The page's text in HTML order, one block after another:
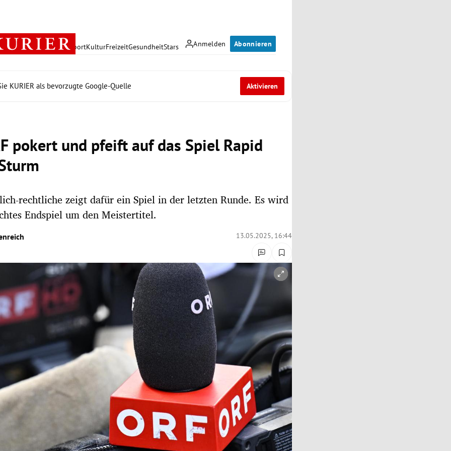
Anmelden Abonnieren
PolitikWirtschaft SportKulturFreizeitGesundheitStars
KURIER als bevorzugte Google-Quelle Aktivieren
pokert und pfeift auf das Spiel Rapid
rechtliche zeigt dafür ein Spiel in der letzten Runde. Es wird
Endspiel um den Meistertitel.
13.05.2025, 16:44
öffnen/schließen